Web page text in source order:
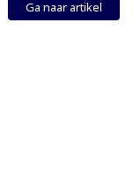
Ga naar artikel